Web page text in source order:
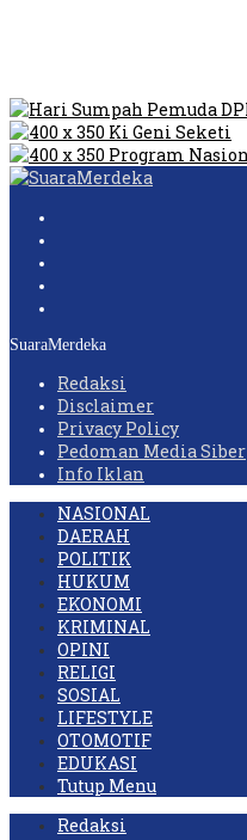
SuaraMerdeka
Redaksi
Disclaimer
Privacy Policy
Pedoman Media Siber
Info Iklan
NASIONAL
DAERAH
POLITIK
HUKUM
EKONOMI
KRIMINAL
OPINI
RELIGI
SOSIAL
LIFESTYLE
OTOMOTIF
EDUKASI
Tutup Menu
Redaksi